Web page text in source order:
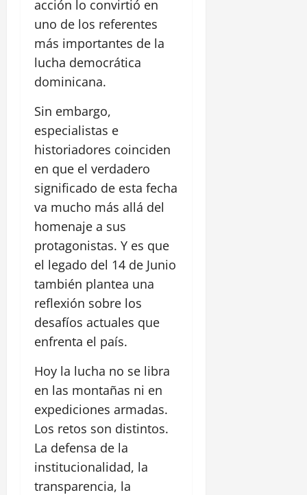
acción lo convirtió en
uno de los referentes
más importantes de la
lucha democrática
dominicana.
Sin embargo,
especialistas e
historiadores coinciden
en que el verdadero
significado de esta fecha
va mucho más allá del
homenaje a sus
protagonistas. Y es que
el legado del 14 de Junio
también plantea una
reflexión sobre los
desafíos actuales que
enfrenta el país.
Hoy la lucha no se libra
en las montañas ni en
expediciones armadas.
Los retos son distintos.
La defensa de la
institucionalidad, la
transparencia, la